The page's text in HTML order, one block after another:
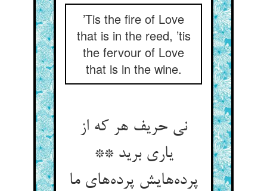
’Tis the fire of Love
that is in the reed, ’tis
the fervour of Love
that is in the wine.
نی حریف هر که از
یاری برید **
پرده‌‌هایش پرده‌‌های ما